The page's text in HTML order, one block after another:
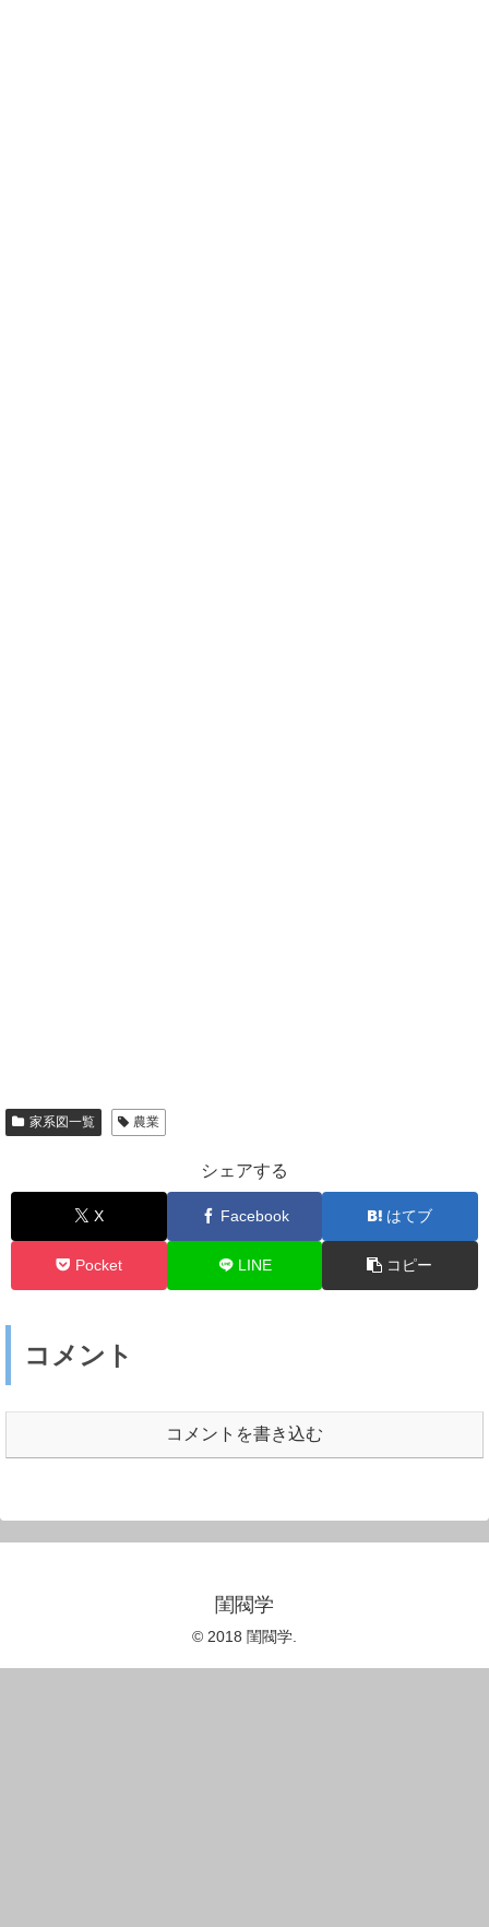
家系図一覧 農業
シェアする
X Facebook はてブ
Pocket LINE コピー
コメント
コメントを書き込む
閨閥学
© 2018 閨閥学.